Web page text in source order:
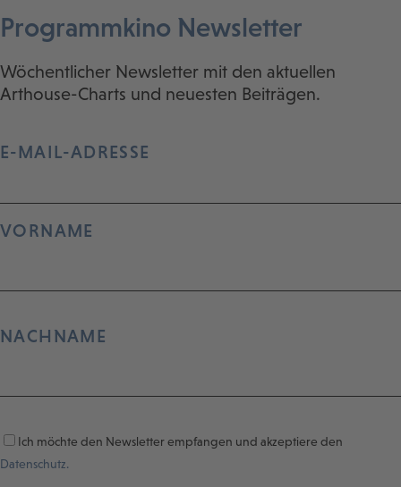
Programmkino Newsletter
Wöchentlicher Newsletter mit den aktuellen
Arthouse-Charts und neuesten Beiträgen.
E-MAIL-ADRESSE
VORNAME
NACHNAME
Ich möchte den Newsletter empfangen und akzeptiere den
Datenschutz.